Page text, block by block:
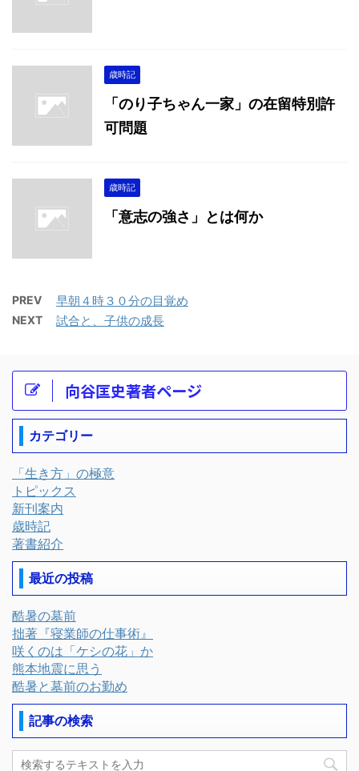
歳時記
「のり子ちゃん一家」の在留特別許
可問題
歳時記
「意志の強さ」とは何か
PREV 早朝４時３０分の目覚め
NEXT 試合と、子供の成長
向谷匡史著者ページ
カテゴリー
「生き方」の極意
トピックス
新刊案内
歳時記
著書紹介
最近の投稿
酷暑の墓前
拙著『寝業師の仕事術』
咲くのは「ケシの花」か
熊本地震に思う
酷暑と墓前のお勤め
記事の検索